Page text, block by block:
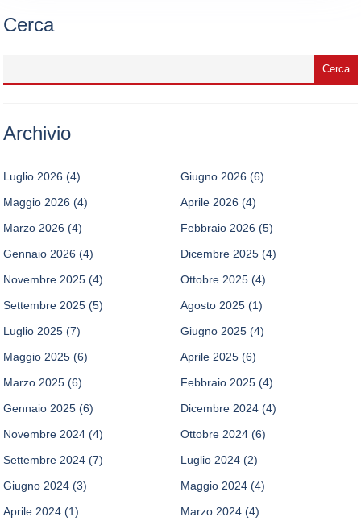
Cerca
Archivio
Luglio 2026 (4) Giugno 2026 (6)
Maggio 2026 (4) Aprile 2026 (4)
Marzo 2026 (4) Febbraio 2026 (5)
Gennaio 2026 (4) Dicembre 2025 (4)
Novembre 2025 (4) Ottobre 2025 (4)
Settembre 2025 (5) Agosto 2025 (1)
Luglio 2025 (7) Giugno 2025 (4)
Maggio 2025 (6) Aprile 2025 (6)
Marzo 2025 (6) Febbraio 2025 (4)
Gennaio 2025 (6) Dicembre 2024 (4)
Novembre 2024 (4) Ottobre 2024 (6)
Settembre 2024 (7) Luglio 2024 (2)
Giugno 2024 (3) Maggio 2024 (4)
Aprile 2024 (1) Marzo 2024 (4)